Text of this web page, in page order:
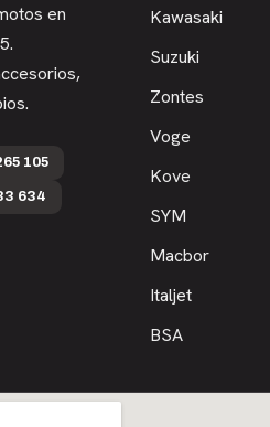
en
105
634
Kawasaki
Suzuki
Zontes
Voge
Kove
SYM
Macbor
Italjet
BSA